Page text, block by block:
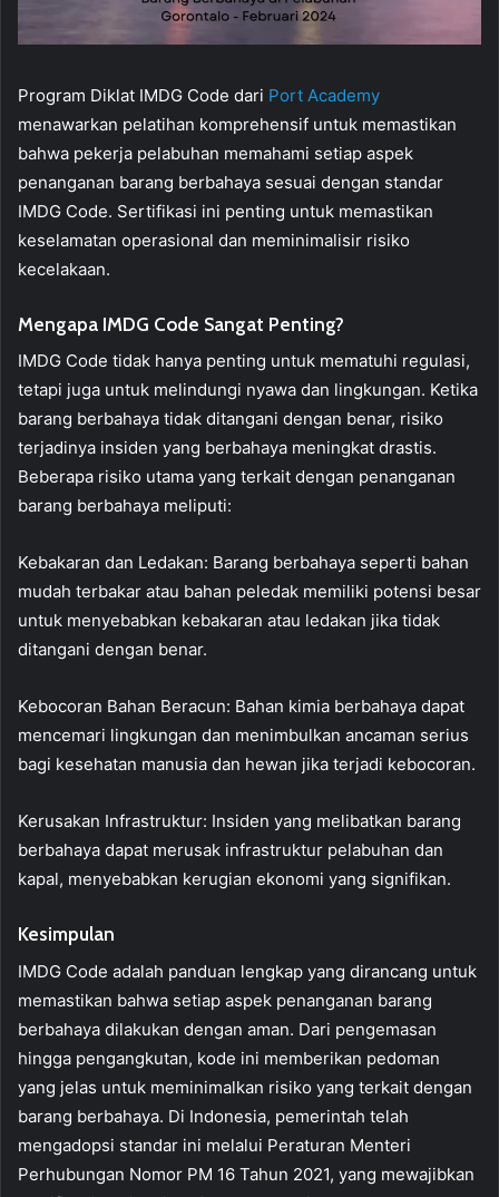
Program Diklat IMDG Code dari Port Academy
menawarkan pelatihan komprehensif untuk memastikan
bahwa pekerja pelabuhan memahami setiap aspek
penanganan barang berbahaya sesuai dengan standar
IMDG Code. Sertifikasi ini penting untuk memastikan
keselamatan operasional dan meminimalisir risiko
kecelakaan.
Mengapa IMDG Code Sangat Penting?
IMDG Code tidak hanya penting untuk mematuhi regulasi,
tetapi juga untuk melindungi nyawa dan lingkungan. Ketika
barang berbahaya tidak ditangani dengan benar, risiko
terjadinya insiden yang berbahaya meningkat drastis.
Beberapa risiko utama yang terkait dengan penanganan
barang berbahaya meliputi:
Kebakaran dan Ledakan: Barang berbahaya seperti bahan
mudah terbakar atau bahan peledak memiliki potensi besar
untuk menyebabkan kebakaran atau ledakan jika tidak
ditangani dengan benar.
Kebocoran Bahan Beracun: Bahan kimia berbahaya dapat
mencemari lingkungan dan menimbulkan ancaman serius
bagi kesehatan manusia dan hewan jika terjadi kebocoran.
Kerusakan Infrastruktur: Insiden yang melibatkan barang
berbahaya dapat merusak infrastruktur pelabuhan dan
kapal, menyebabkan kerugian ekonomi yang signifikan.
Kesimpulan
IMDG Code adalah panduan lengkap yang dirancang untuk
memastikan bahwa setiap aspek penanganan barang
berbahaya dilakukan dengan aman. Dari pengemasan
hingga pengangkutan, kode ini memberikan pedoman
yang jelas untuk meminimalkan risiko yang terkait dengan
barang berbahaya. Di Indonesia, pemerintah telah
mengadopsi standar ini melalui Peraturan Menteri
Perhubungan Nomor PM 16 Tahun 2021, yang mewajibkan